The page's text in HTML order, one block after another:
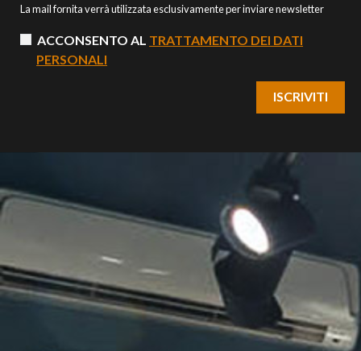
La mail fornita verrà utilizzata esclusivamente per inviare newsletter
ACCONSENTO AL TRATTAMENTO DEI DATI
PERSONALI
ISCRIVITI